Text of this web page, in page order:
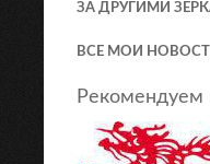
ЗА ДРУГИМИ
ВСЕ МОИ
Рекомендуем